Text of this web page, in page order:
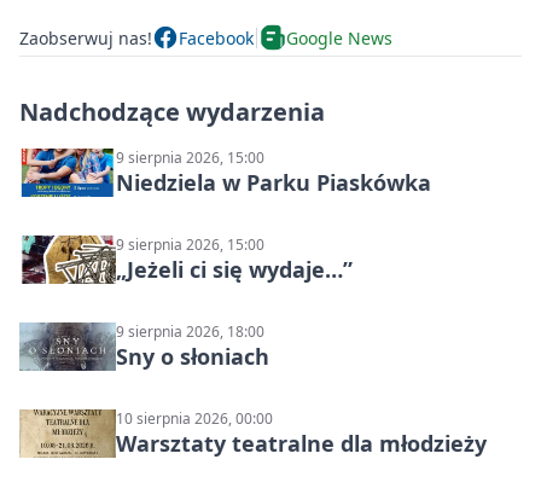
Zaobserwuj nas! Facebook Google News
Nadchodzące wydarzenia
9 sierpnia 2026, 15:00
Niedziela w Parku Piaskówka
9 sierpnia 2026, 15:00
„Jeżeli ci się wydaje…”
9 sierpnia 2026, 18:00
Sny o słoniach
10 sierpnia 2026, 00:00
Warsztaty teatralne dla młodzieży